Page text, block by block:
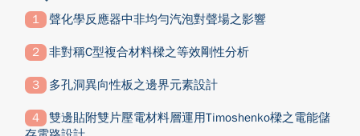
聲化學反應器中非均勻汽泡對聲場之影響
非對稱C型複合材料樑之等效剛性分析
多孔洞異向性板之邊界元素設計
雙邊貼附雙片壓電材料層運用Timoshenko樑之電能儲